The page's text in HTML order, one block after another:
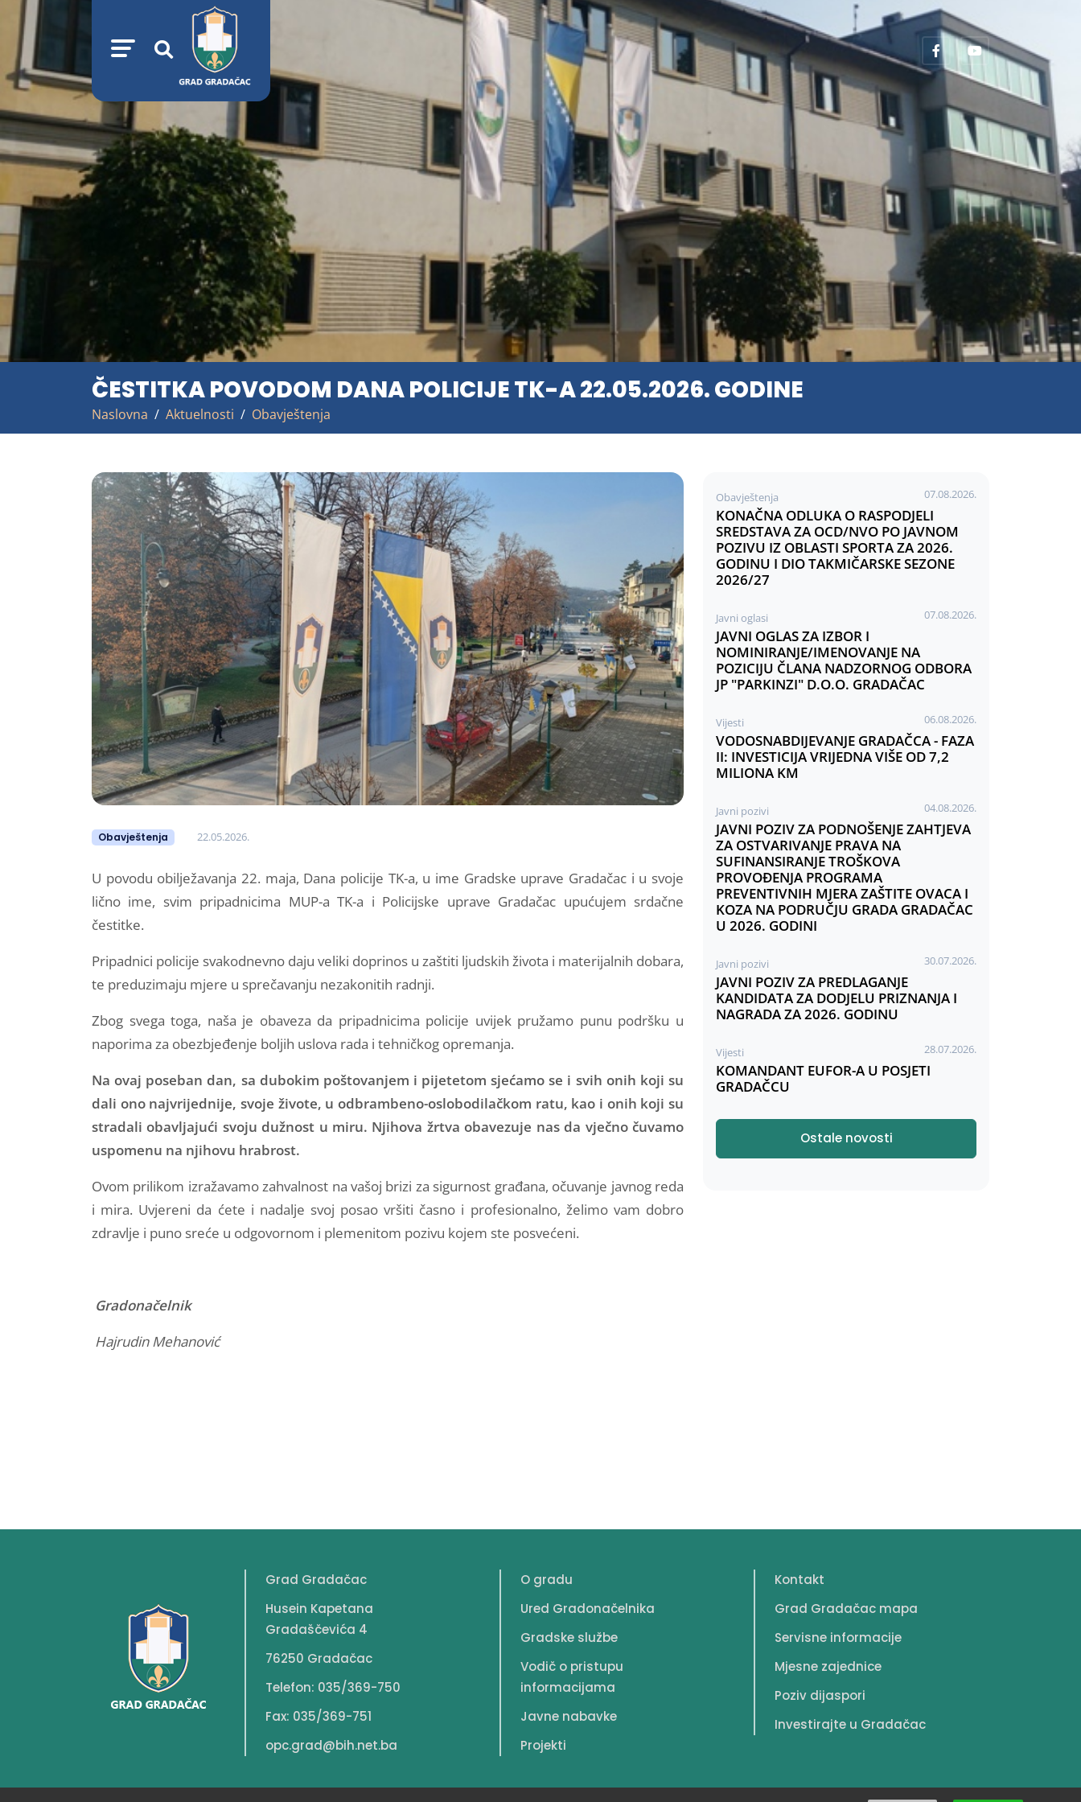
ČESTITKA POVODOM DANA POLICIJE TK-A 22.05.2026. GODINE
Naslovna Aktuelnosti Obavještenja
Obavještenja 22.05.2026.
U povodu obilježavanja 22. maja, Dana policije TK-a, u ime Gradske uprave Gradačac i u svoje
lično ime, svim pripadnicima MUP-a TK-a i Policijske uprave Gradačac upućujem srdačne
čestitke.
Pripadnici policije svakodnevno daju veliki doprinos u zaštiti ljudskih života i materijalnih dobara,
te preduzimaju mjere u sprečavanju nezakonitih radnji.
Zbog svega toga, naša je obaveza da pripadnicima policije uvijek pružamo punu podršku u
naporima za obezbjeđenje boljih uslova rada i tehničkog opremanja.
Na ovaj poseban dan, sa dubokim poštovanjem i pijetetom sjećamo se i svih onih koji su
dali ono najvrijednije, svoje živote, u odbrambeno-oslobodilačkom ratu, kao i onih koji su
stradali obavljajući svoju dužnost u miru. Njihova žrtva obavezuje nas da vječno čuvamo
uspomenu na njihovu hrabrost.
Ovom prilikom izražavamo zahvalnost na vašoj brizi za sigurnost građana, očuvanje javnog reda
i mira. Uvjereni da ćete i nadalje svoj posao vršiti časno i profesionalno, želimo vam dobro
zdravlje i puno sreće u odgovornom i plemenitom pozivu kojem ste posvećeni.
Gradonačelnik
Hajrudin Mehanović
Obavještenja 07.08.2026.
KONAČNA ODLUKA O RASPODJELI
SREDSTAVA ZA OCD/NVO PO JAVNOM
POZIVU IZ OBLASTI SPORTA ZA 2026.
GODINU I DIO TAKMIČARSKE SEZONE
2026/27
Javni oglasi 07.08.2026.
JAVNI OGLAS ZA IZBOR I
NOMINIRANJE/IMENOVANJE NA
POZICIJU ČLANA NADZORNOG ODBORA
JP "PARKINZI" D.O.O. GRADAČAC
Vijesti 06.08.2026.
VODOSNABDIJEVANJE GRADAČCA - FAZA
II: INVESTICIJA VRIJEDNA VIŠE OD 7,2
MILIONA KM
Javni pozivi 04.08.2026.
JAVNI POZIV ZA PODNOŠENJE ZAHTJEVA
ZA OSTVARIVANJE PRAVA NA
SUFINANSIRANJE TROŠKOVA
PROVOĐENJA PROGRAMA
PREVENTIVNIH MJERA ZAŠTITE OVACA I
KOZA NA PODRUČJU GRADA GRADAČAC
U 2026. GODINI
Javni pozivi 30.07.2026.
JAVNI POZIV ZA PREDLAGANJE
KANDIDATA ZA DODJELU PRIZNANJA I
NAGRADA ZA 2026. GODINU
Vijesti 28.07.2026.
KOMANDANT EUFOR-A U POSJETI
GRADAČCU
Ostale novosti
Grad Gradačac
Husein Kapetana
Gradaščevića 4
76250 Gradačac
Telefon: 035/369-750
Fax: 035/369-751
opc.grad@bih.net.ba
O gradu
Ured Gradonačelnika
Gradske službe
Vodič o pristupu
informacijama
Javne nabavke
Projekti
Kontakt
Grad Gradačac mapa
Servisne informacije
Mjesne zajednice
Poziv dijaspori
Investirajte u Gradačac